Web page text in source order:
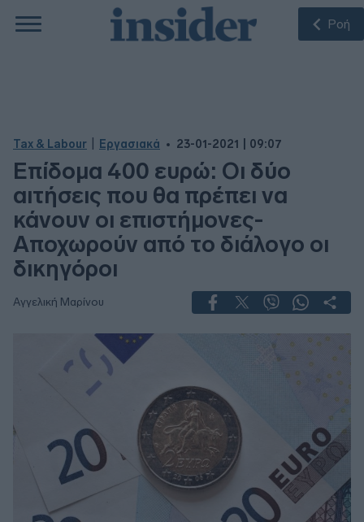
Ροή
Tax & Labour Εργασιακά 23-01-2021 | 09:07
Επίδομα 400 ευρώ: Οι δύο
αιτήσεις που θα πρέπει να
κάνουν οι επιστήμονες-
Αποχωρούν από το διάλογο οι
δικηγόροι
Αγγελική Μαρίνου